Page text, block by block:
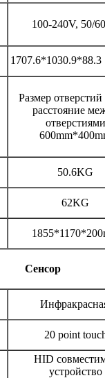
100-240V, 50/
1707.6*1030.9*88.3
Размер
расстояние
отверстиями
50.6KG
62KG
Сенсор
20 point
HID
устройство